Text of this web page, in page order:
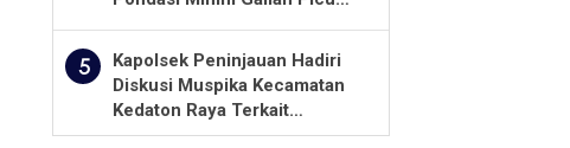
Pengawasan
5
Kapolsek Peninjauan Hadiri
Diskusi Muspika Kecamatan
Kedaton Raya Terkait
Sengketa Lahan Kelompok